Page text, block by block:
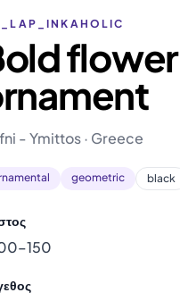
flower
- Ymittos · Greece
geometric black